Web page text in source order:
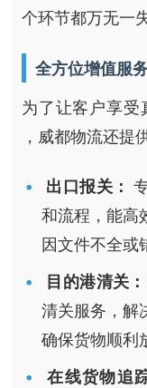
个环节都万无一失
全方位增值服
为了让客户享受
，威都物流还提
出口报关：
和流程，能高
因文件不全或
目的港清关
清关服务，解
确保货物顺利
在线货物追